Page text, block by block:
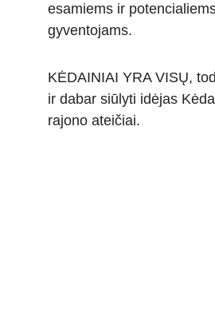
esamiems ir
gyventojams.
KĖDAINIAI YRA VISŲ,
ir dabar siūlyti idėjas
rajono ateičiai.